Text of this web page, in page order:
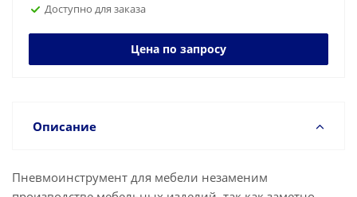
Доступно для заказа
Цена по запросу
Описание
Пневмоинструмент для мебели незаменим